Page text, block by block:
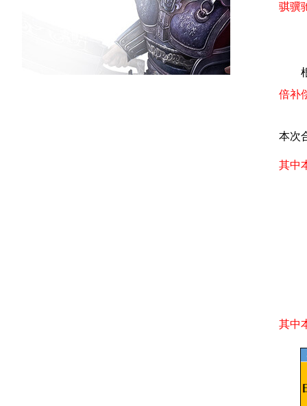
骐骥
根
倍补
本次
其中
其中